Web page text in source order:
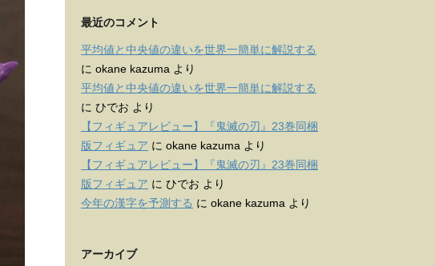
最近のコメント
平均値と中央値の違いを世界一簡単に解説する
に okane kazuma より
平均値と中央値の違いを世界一簡単に解説する
に ひでお より
【フィギュアレビュー】『鬼滅の刃』23巻同梱
版フィギュア に okane kazuma より
【フィギュアレビュー】『鬼滅の刃』23巻同梱
版フィギュア に ひでお より
今年の漢字を予測する に okane kazuma より
アーカイブ